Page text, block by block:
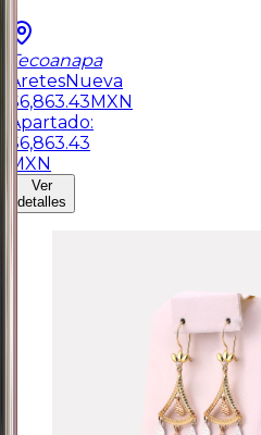
Tecoanapa
AretesNueva
$6,863.43MXN
Apartado:
$6,863.43
MXN
Ver
detalles